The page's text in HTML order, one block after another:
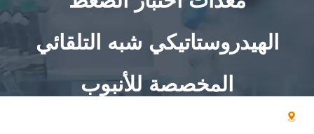
الهيدروستاتيكي شبه التلقائي
المخصصة للأنبوب